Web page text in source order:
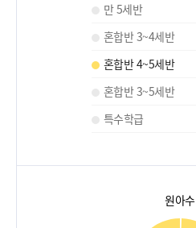
만 5세반
혼합반 3~4세반
혼합반 4~5세반
혼합반 3~5세반
특수학급
원아수